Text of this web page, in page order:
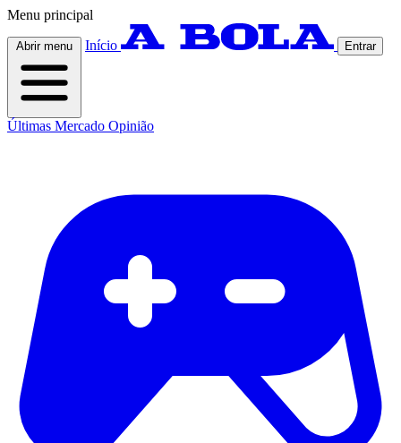
Menu principal
Abrir menu Início Entrar
Últimas Mercado Opinião